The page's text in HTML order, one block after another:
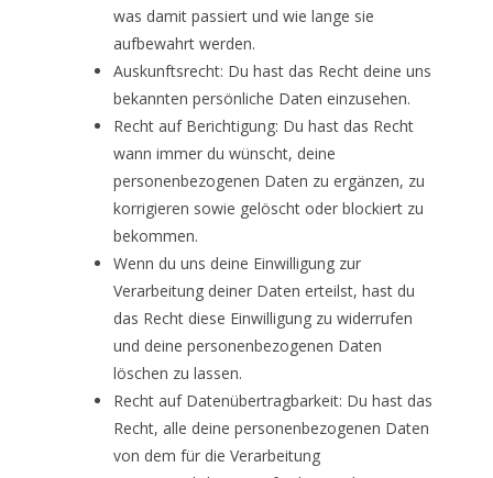
was damit passiert und wie lange sie
aufbewahrt werden.
Auskunftsrecht: Du hast das Recht deine uns
bekannten persönliche Daten einzusehen.
Recht auf Berichtigung: Du hast das Recht
wann immer du wünscht, deine
personenbezogenen Daten zu ergänzen, zu
korrigieren sowie gelöscht oder blockiert zu
bekommen.
Wenn du uns deine Einwilligung zur
Verarbeitung deiner Daten erteilst, hast du
das Recht diese Einwilligung zu widerrufen
und deine personenbezogenen Daten
löschen zu lassen.
Recht auf Datenübertragbarkeit: Du hast das
Recht, alle deine personenbezogenen Daten
von dem für die Verarbeitung